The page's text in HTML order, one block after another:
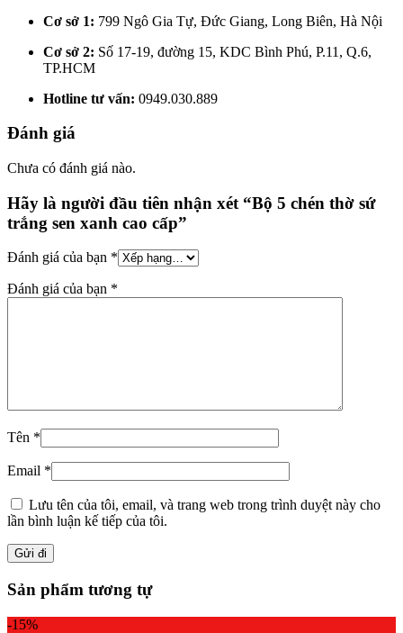
Cơ sở 1: 799 Ngô Gia Tự, Đức Giang, Long Biên, Hà Nội
Cơ sở 2: Số 17-19, đường 15, KDC Bình Phú, P.11, Q.6,
TP.HCM
Hotline tư vấn: 0949.030.889
Đánh giá
Chưa có đánh giá nào.
Hãy là người đầu tiên nhận xét “Bộ 5 chén thờ sứ
trắng sen xanh cao cấp”
Đánh giá của bạn *
Đánh giá của bạn *
Tên *
Email *
Lưu tên của tôi, email, và trang web trong trình duyệt này cho
lần bình luận kế tiếp của tôi.
Sản phẩm tương tự
-15%